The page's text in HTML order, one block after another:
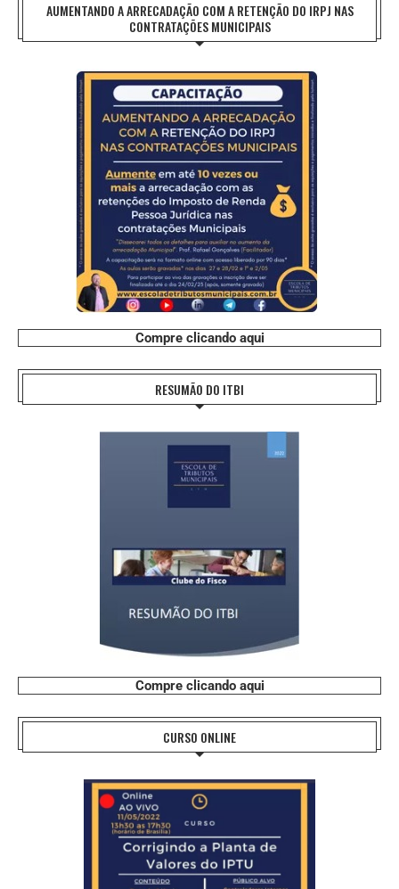
AUMENTANDO A ARRECADAÇÃO COM A RETENÇÃO DO IRPJ NAS
CONTRATAÇÕES MUNICIPAIS
Compre clicando aqui
RESUMÃO DO ITBI
Compre clicando aqui
CURSO ONLINE